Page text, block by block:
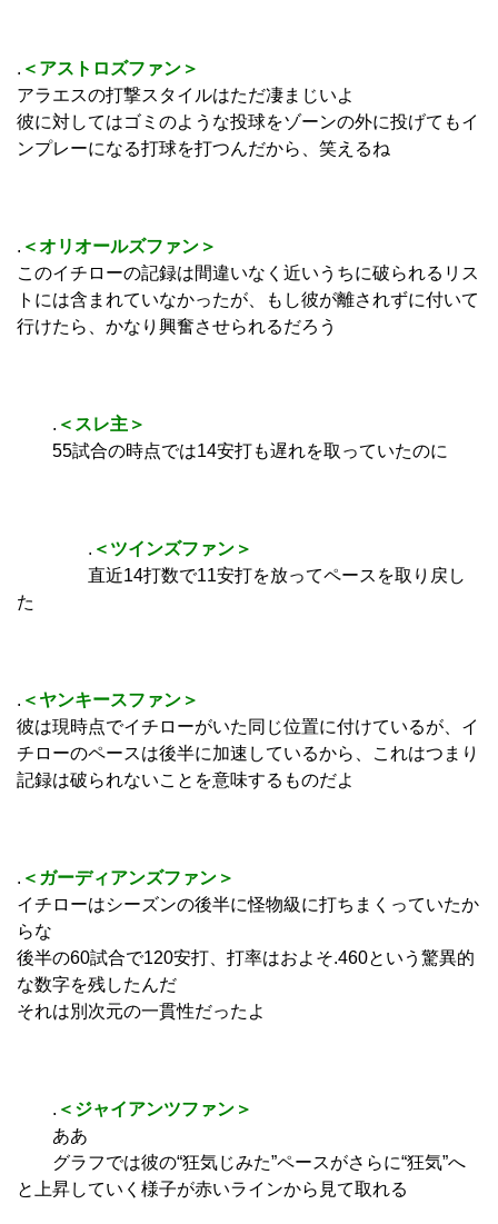
. ＜アストロズファン＞
アラエスの打撃スタイルはただ凄まじいよ
彼に対してはゴミのような投球をゾーンの外に投げてもイ
ンプレーになる打球を打つんだから、笑えるね
. ＜オリオールズファン＞
このイチローの記録は間違いなく近いうちに破られるリス
トには含まれていなかったが、もし彼が離されずに付いて
行けたら、かなり興奮させられるだろう
. ＜スレ主＞
55試合の時点では14安打も遅れを取っていたのに
. ＜ツインズファン＞
直近14打数で11安打を放ってペースを取り戻し
た
. ＜ヤンキースファン＞
彼は現時点でイチローがいた同じ位置に付けているが、イ
チローのペースは後半に加速しているから、これはつまり
記録は破られないことを意味するものだよ
. ＜ガーディアンズファン＞
イチローはシーズンの後半に怪物級に打ちまくっていたか
らな
後半の60試合で120安打、打率はおよそ.460という驚異的
な数字を残したんだ
それは別次元の一貫性だったよ
. ＜ジャイアンツファン＞
ああ
グラフでは彼の“狂気じみた”ペースがさらに“狂気”へ
と上昇していく様子が赤いラインから見て取れる